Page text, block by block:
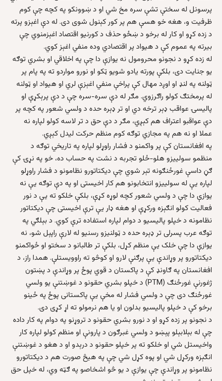
پرسونل له سختې تشې سره مخ شي او د ښوونکو په کچه چې کوم
ظرفيت و، هغه خو هسې هم پر کور کېنول شوی دی. له دې اغېزو پرته
د زده کړو او کار له برخو د ښځو حذف د کورنيو اقتصاد اغېزمنوي چې
بيرته په عموم کې د هيواد پر اقتصادي وده منفي اغېز کوي.
له زده کړو د نجونو محرومول نه يوازې دا چې په اخلاقي او بشري توګه
يو جنايت دی، بلکې پورته يادو شويو ټکو او نورو مواردو ته په پام پر
ټولنه په لنډ او اوږد مهال کې پراخې منفي اغېزې لري او هيواد او ټولنه
له پرمختګ کولو راګرزوي. مګر له دې سره-سره چې د دې پرېکړې او
پاليسۍ عواقب ډېر ترخه دي او تر ډېره حده د ولسي شعور په کچه پر
دې عواقبو اعتراف هم کېږي، مګر د دې حق د تر لاسه کولو لپاره نه
عملا او نه هم په مجازي توګه کوم منظم حرکت ليدل کېږي.
په افغانستان کې پر واکمنو د فشار راوړلو لپاره په تاريخي توګه د
منظمو سولييزو هلو-ځلو تجربه د نشت په حساب ده، خو په نړۍ کې
ګڼ داسې غورځنګونه تېر شوي چې ديکتاتورو نظامونو د فشار راوړلو
لپاره يې له سولييزو انتخابونو هم کار اخيستی او په دې توګه يې نه
يوازې دا چې د ولسي شعور کچه لوړه کړې، بلکې خلکو ته يې د نور
فعاليت کولو انګېزه ورکړې او هغه ډار يې ترې اخيستی چې ديکتاتور
نظامونه د خپلو پاليسيو د دوام لپاره استفاده ترې کوي. د بېلګي په
توګه عرب پسرلی تر ډېره حده د ټولنيزو رسنيو له لارې راپېل شو، نه
يوازې دا چې خلک يې منظم کړل، بلکې تر طالبانو د سختو او ځواکمنو
ديکتاتورو پر وړاندې يې پرګنې لارو او کوڅو ته راوويستلې. همدا راز، د
افغانستان په ګاونډ کې د پاکستان د قوي پوځ پر وړاندې د پښتون
ژغورنې غورځنګ (PTM) د خپلو بشري حقونو د غوښتنې يو ولسي
غورځنګ دی چې د ولسي فشار له مخې يې پاکستانی پوځ په ځينو
برخو کې د خپلو پاليسيو بدلون او يا هم نرمولو ته اړ کړی دی.
د نجونو پر زده کړو او د نورو بشري حقونو د تروړنو په دوام په کار داده
چې له بېلابېلو پېښو د ولسي غبرګون د پارونې او منظم کولو لپاره کار
واخيستل شي او خلکو ته پر خپلو حقونو د درېدو او د هغو د غوښتنې
انګېزه ورکړل شي او پوه کړل شي چې په هيڅ صورت هم د ديکتاتورو
نظامونو پر وړاندې چې يوازې د يو څو اشخاصو په ګټه وي، له خپل حق